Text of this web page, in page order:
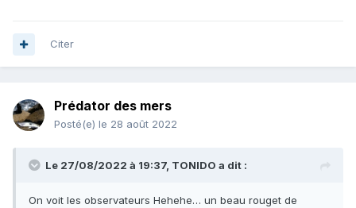
Citer
Prédator des mers
Posté(e) le 28 août 2022
Le 27/08/2022 à 19:37, TONIDO a dit :
On voit les observateurs Hehehe… un beau rouget de